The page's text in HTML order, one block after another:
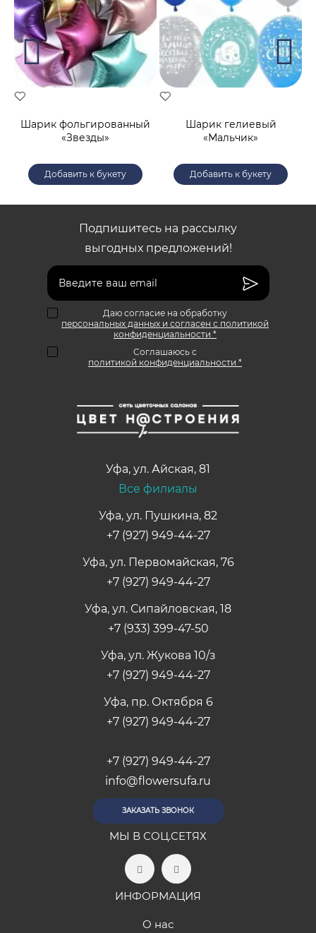
Шарик фольгированный
«Звезды»
Добавить к букету
Шарик гелиевый
«Мальчик»
Добавить к букету
Подпишитесь на рассылку
выгодных предложений!
Даю согласие на обработку
персональных данных и согласен с политикой
конфиденциальности *
Соглашаюсь с
политикой конфиденциальности *
Уфа, ул. Айская, 81
Все филиалы
Уфа, ул. Пушкина, 82
+7 (927) 949-44-27
Уфа, ул. Первомайская, 76
+7 (927) 949-44-27
Уфа, ул. Сипайловская, 18
+7 (933) 399-47-50
Уфа, ул. Жукова 10/з
+7 (927) 949-44-27
Уфа, пр. Октября 6
+7 (927) 949-44-27
+7 (927) 949-44-27
info@flowersufa.ru
ЗАКАЗАТЬ ЗВОНОК
МЫ В СОЦ.СЕТЯХ
ИНФОРМАЦИЯ
О нас